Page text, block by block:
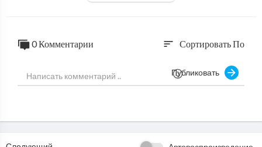
0 Комментарии sort Сортировать По
Публиковать